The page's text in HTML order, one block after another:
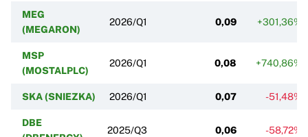
MEG
(MEGARON)
2026/Q1 0,09 +301,36%
MSP
(MOSTALPLC)
2026/Q1 0,08 +740,86%
SKA (SNIEZKA) 2026/Q1 0,07 -51,48%
DBE
2025/Q3 0,06 -58,72%